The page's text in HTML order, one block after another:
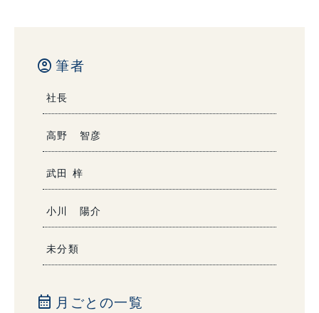
account_circle 筆者
社長
高野 智彦
武田 梓
小川 陽介
未分類
calendar_month 月ごとの一覧